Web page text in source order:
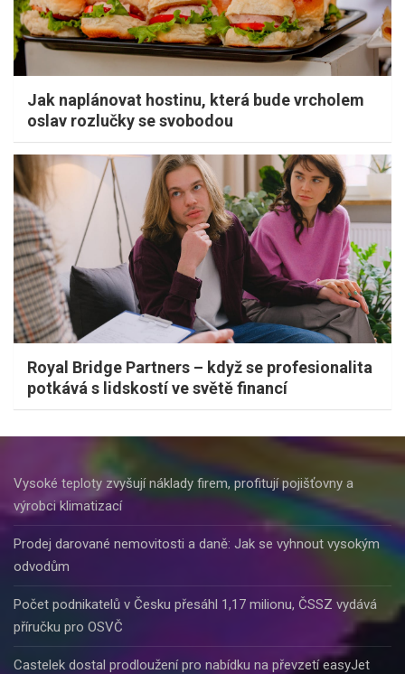
Jak naplánovat hostinu, která bude vrcholem
oslav rozlučky se svobodou
Royal Bridge Partners – když se profesionalita
potkává s lidskostí ve světě financí
Vysoké teploty zvyšují náklady firem, profitují pojišťovny a
výrobci klimatizací
Prodej darované nemovitosti a daně: Jak se vyhnout vysokým
odvodům
Počet podnikatelů v Česku přesáhl 1,17 milionu, ČSSZ vydává
příručku pro OSVČ
Castelek dostal prodloužení pro nabídku na převzetí easyJet